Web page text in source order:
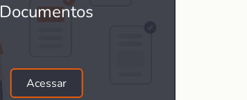
Documentos
Acessar